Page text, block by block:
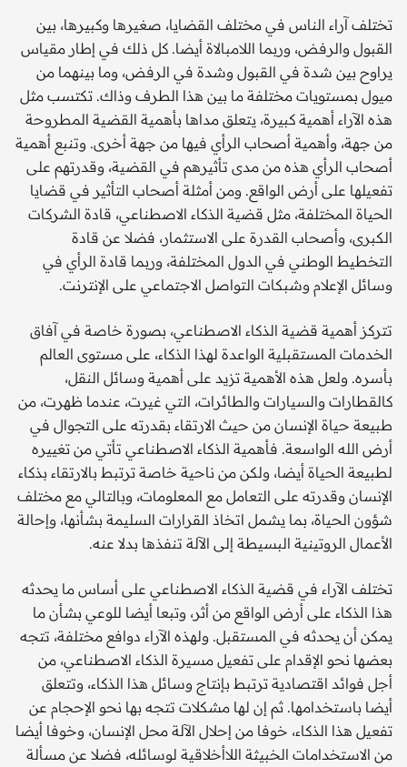
تختلف آراء الناس في مختلف القضايا، صغيرها وكبيرها، بين
القبول والرفض، وربما اللامبالاة أيضا. كل ذلك في إطار مقياس
يراوح بين شدة في القبول وشدة في الرفض، وما بينهما من
ميول بمستويات مختلفة ما بين هذا الطرف وذاك. تكتسب مثل
هذه الآراء أهمية كبيرة، يتعلق مداها بأهمية القضية المطروحة
من جهة، وأهمية أصحاب الرأي فيها من جهة أخرى. وتنبع أهمية
أصحاب الرأي هذه من مدى تأثيرهم في القضية، وقدرتهم على
تفعيلها على أرض الواقع. ومن أمثلة أصحاب التأثير في قضايا
الحياة المختلفة، مثل قضية الذكاء الاصطناعي، قادة الشركات
الكبرى، وأصحاب القدرة على الاستثمار، فضلا عن قادة
التخطيط الوطني في الدول المختلفة، وربما قادة الرأي في
وسائل الإعلام وشبكات التواصل الاجتماعي على الإنترنت.
تتركز أهمية قضية الذكاء الاصطناعي، بصورة خاصة في آفاق
الخدمات المستقبلية الواعدة لهذا الذكاء، على مستوى العالم
بأسره. ولعل هذه الأهمية تزيد على أهمية وسائل النقل،
كالقطارات والسيارات والطائرات، التي غيرت، عندما ظهرت، من
طبيعة حياة الإنسان من حيث الارتقاء بقدرته على التجوال في
أرض الله الواسعة. فأهمية الذكاء الاصطناعي تأتي من تغييره
لطبيعة الحياة أيضا، ولكن من ناحية خاصة ترتبط بالارتقاء بذكاء
الإنسان وقدرته على التعامل مع المعلومات، وبالتالي مع مختلف
شؤون الحياة، بما يشمل اتخاذ القرارات السليمة بشأنها، وإحالة
الأعمال الروتينية البسيطة إلى الآلة تنفذها بدلا عنه.
تختلف الآراء في قضية الذكاء الاصطناعي على أساس ما يحدثه
هذا الذكاء على أرض الواقع من أثر، وتبعا أيضا للوعي بشأن ما
يمكن أن يحدثه في المستقبل. ولهذه الآراء دوافع مختلفة، تتجه
بعضها نحو الإقدام على تفعيل مسيرة الذكاء الاصطناعي، من
أجل فوائد اقتصادية ترتبط بإنتاج وسائل هذا الذكاء، وتتعلق
أيضا باستخدامها. ثم إن لها مشكلات تتجه بها نحو الإحجام عن
تفعيل هذا الذكاء، خوفا من إحلال الآلة محل الإنسان، وخوفا أيضا
من الاستخدامات الخبيثة اللاأخلاقية لوسائله، فضلا عن مسألة